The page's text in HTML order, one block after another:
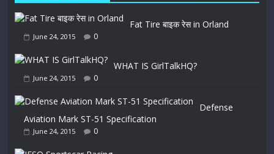
Fat Tire बाइक रेस in Orland
June 24, 2015 0
WHAT IS GirlTalkHQ?
June 24, 2015 0
Defense
Aviation Mark ST-51 Specification
June 24, 2015 0